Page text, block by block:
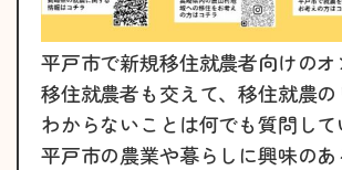
平戸市で新規移住就農者向けの
移住就農者も交えて、移住就農
わからないことは何でも質問して
平戸市の農業や暮らしに興味の